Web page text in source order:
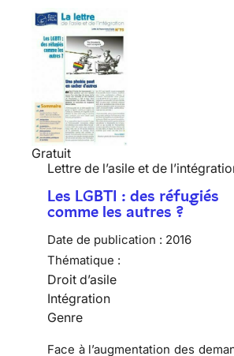
Gratuit
Lettre de l’asile et de
Les LGBTI : des réfugiés
comme les autres ?
Date de publication : 2016
Thématique :
Droit d’asile
Intégration
Genre
Face à l’augmentation des